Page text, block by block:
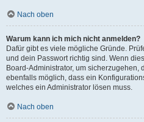
Nach oben
Warum kann ich mich nicht anmelden?
Dafür gibt es viele mögliche Gründe.
und dein Passwort richtig sind. Wenn
Board-Administrator, um sicherzugehen,
ebenfalls möglich, dass ein
welches ein Administrator lösen muss.
Nach oben